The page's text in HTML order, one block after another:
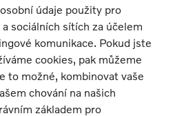
údaje použity pro
sociálních sítích za účelem
komunikace. Pokud jste
cookies, pak můžeme
to možné, kombinovat vaše
chování na našich
základem pro